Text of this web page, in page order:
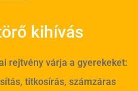
kihívás
rejtvény várja a gyerekeket:
titkosírás, számzáras